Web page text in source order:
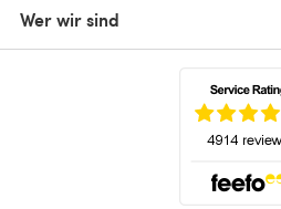
Wer wir sind